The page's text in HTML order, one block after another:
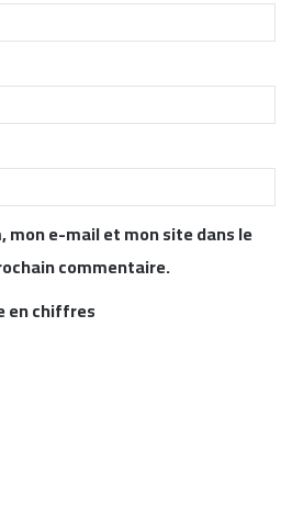
mon e-mail et mon site dans le
commentaire.
en chiffres